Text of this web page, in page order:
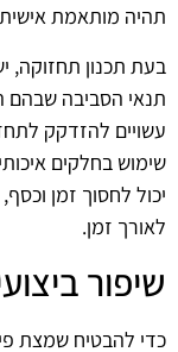
תהיה מותאמת
בעת תכנון
תנאי הסביבה שבהם
עשויים להזדקק
שימוש בחלקים
יכול לחסוך זמן
לאורך זמן.
שיפור
כדי להבטיח שמצת